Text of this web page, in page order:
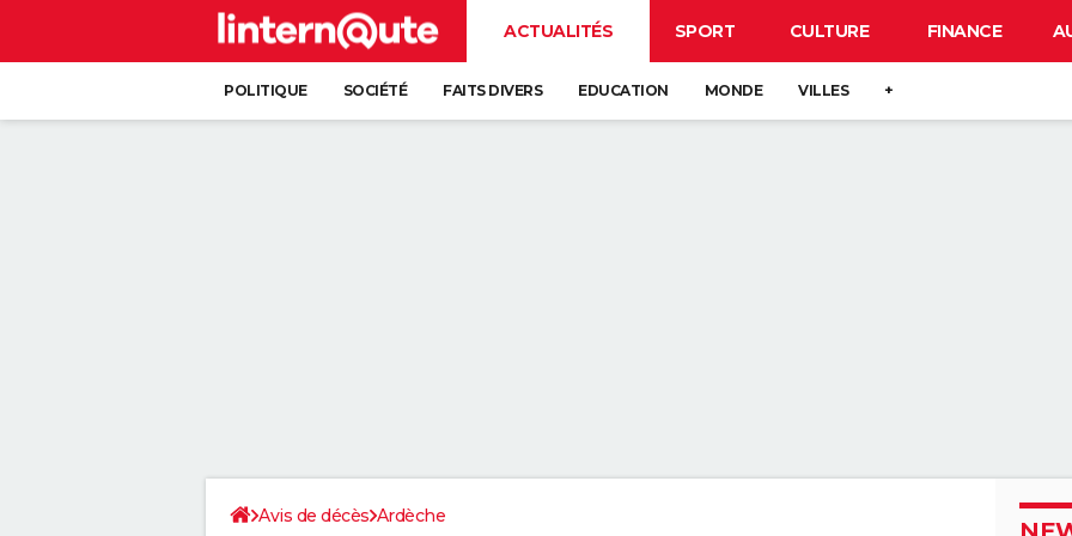
ACTUALITÉS SPORT CULTURE FINANCE
POLITIQUE SOCIÉTÉ FAITS DIVERS EDUCATION MONDE VILLES +
Avis de décès Ardèche